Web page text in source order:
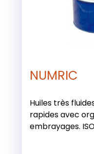
NUMRIC
Huiles très
rapides avec
embrayages.